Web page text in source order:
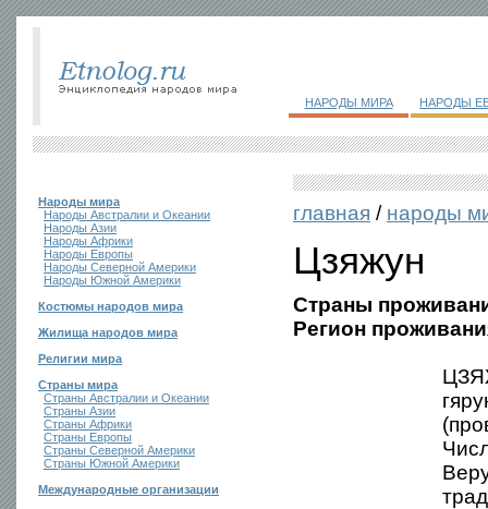
НАРОДЫ МИРА НАРОДЫ
Народы мира
Народы Австралии и Океании
Народы Азии
Народы Африки
Народы Европы
Народы Северной Америки
Народы Южной Америки
Костюмы народов мира
Жилища народов мира
Религии мира
Страны мира
Страны Австралии и Океании
Страны Азии
Страны Африки
Страны Европы
Страны Северной Америки
Страны Южной Америки
Международные организации
главная / народы
Цзяжун
Страны
Регион